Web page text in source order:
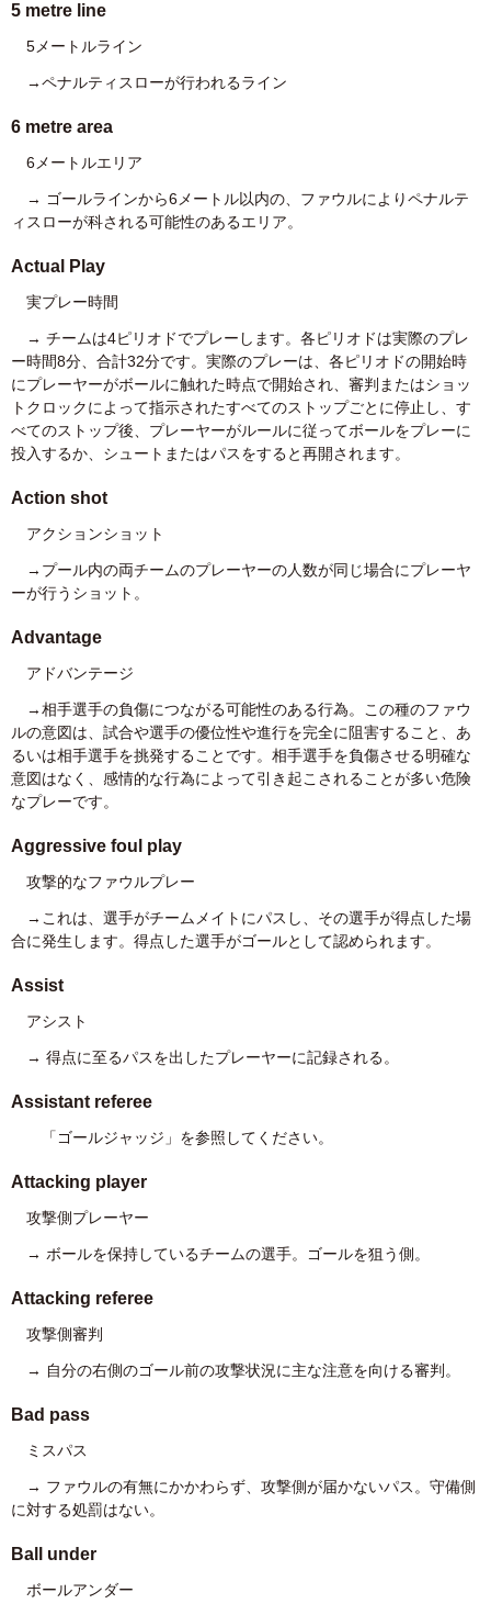
5 metre line
5メートルライン
→ペナルティスローが行われるライン
6 metre area
6メートルエリア
→ ゴールラインから6メートル以内の、ファウルによりペナルテ
ィスローが科される可能性のあるエリア。
Actual Play
実プレー時間
→ チームは4ピリオドでプレーします。各ピリオドは実際のプレ
ー時間8分、合計32分です。実際のプレーは、各ピリオドの開始時
にプレーヤーがボールに触れた時点で開始され、審判またはショッ
トクロックによって指示されたすべてのストップごとに停止し、す
べてのストップ後、プレーヤーがルールに従ってボールをプレーに
投入するか、シュートまたはパスをすると再開されます。
Action shot
アクションショット
→プール内の両チームのプレーヤーの人数が同じ場合にプレーヤ
ーが行うショット。
Advantage
アドバンテージ
→相手選手の負傷につながる可能性のある行為。この種のファウ
ルの意図は、試合や選手の優位性や進行を完全に阻害すること、あ
るいは相手選手を挑発することです。相手選手を負傷させる明確な
意図はなく、感情的な行為によって引き起こされることが多い危険
なプレーです。
Aggressive foul play
攻撃的なファウルプレー
→これは、選手がチームメイトにパスし、その選手が得点した場
合に発生します。得点した選手がゴールとして認められます。
Assist
アシスト
→ 得点に至るパスを出したプレーヤーに記録される。
Assistant referee
「ゴールジャッジ」を参照してください。
Attacking player
攻撃側プレーヤー
→ ボールを保持しているチームの選手。ゴールを狙う側。
Attacking referee
攻撃側審判
→ 自分の右側のゴール前の攻撃状況に主な注意を向ける審判。
Bad pass
ミスパス
→ ファウルの有無にかかわらず、攻撃側が届かないパス。守備側
に対する処罰はない。
Ball under
ボールアンダー